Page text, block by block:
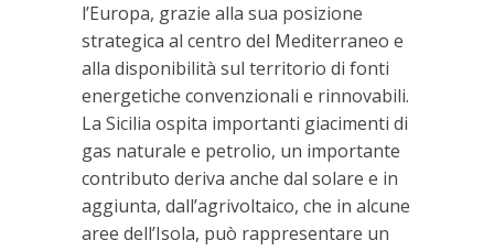
l’Europa, grazie alla sua posizione
strategica al centro del Mediterraneo e
alla disponibilità sul territorio di fonti
energetiche convenzionali e rinnovabili.
La Sicilia ospita importanti giacimenti di
gas naturale e petrolio, un importante
contributo deriva anche dal solare e in
aggiunta, dall’agrivoltaico, che in alcune
aree dell’Isola, può rappresentare un